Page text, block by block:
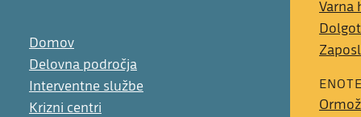
Domov
Delovna področja
Interventne službe
Krizni centri
Varna
Ormož